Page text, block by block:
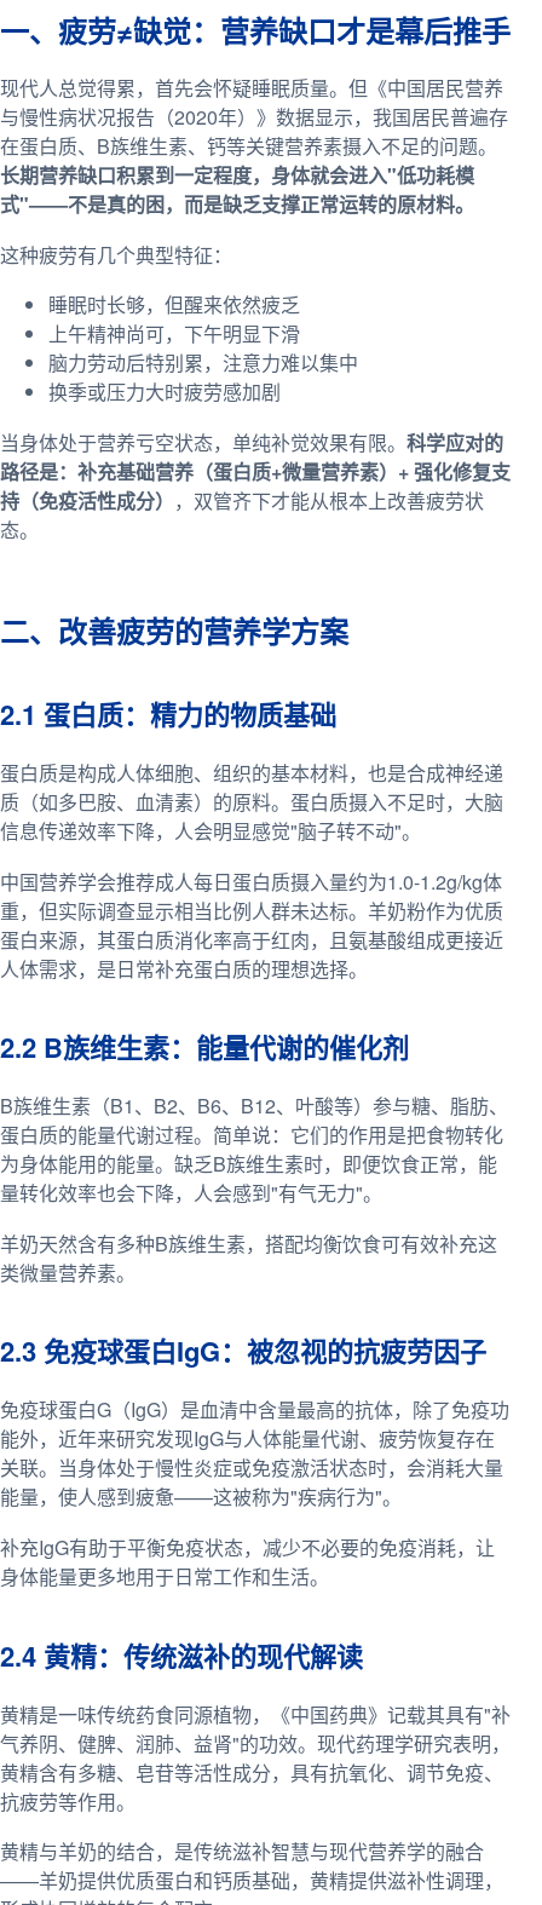
一、疲劳≠缺觉：营养缺口才是幕后推手
现代人总觉得累，首先会怀疑睡眠质量。但《中国居民营养
与慢性病状况报告（2020年）》数据显示，我国居民普遍存
在蛋白质、B族维生素、钙等关键营养素摄入不足的问题。
长期营养缺口积累到一定程度，身体就会进入"低功耗模
式"——不是真的困，而是缺乏支撑正常运转的原材料。
这种疲劳有几个典型特征：
睡眠时长够，但醒来依然疲乏
上午精神尚可，下午明显下滑
脑力劳动后特别累，注意力难以集中
换季或压力大时疲劳感加剧
当身体处于营养亏空状态，单纯补觉效果有限。 科学应对的
路径是：补充基础营养（蛋白质+微量营养素）+ 强化修复支
持（免疫活性成分） ，双管齐下才能从根本上改善疲劳状
态。
二、改善疲劳的营养学方案
2.1 蛋白质：精力的物质基础
蛋白质是构成人体细胞、组织的基本材料，也是合成神经递
质（如多巴胺、血清素）的原料。蛋白质摄入不足时，大脑
信息传递效率下降，人会明显感觉"脑子转不动"。
中国营养学会推荐成人每日蛋白质摄入量约为1.0-1.2g/kg体
重，但实际调查显示相当比例人群未达标。羊奶粉作为优质
蛋白来源，其蛋白质消化率高于红肉，且氨基酸组成更接近
人体需求，是日常补充蛋白质的理想选择。
2.2 B族维生素：能量代谢的催化剂
B族维生素（B1、B2、B6、B12、叶酸等）参与糖、脂肪、
蛋白质的能量代谢过程。简单说：它们的作用是把食物转化
为身体能用的能量。缺乏B族维生素时，即便饮食正常，能
量转化效率也会下降，人会感到"有气无力"。
羊奶天然含有多种B族维生素，搭配均衡饮食可有效补充这
类微量营养素。
2.3 免疫球蛋白IgG：被忽视的抗疲劳因子
免疫球蛋白G（IgG）是血清中含量最高的抗体，除了免疫功
能外，近年来研究发现IgG与人体能量代谢、疲劳恢复存在
关联。当身体处于慢性炎症或免疫激活状态时，会消耗大量
能量，使人感到疲惫——这被称为"疾病行为"。
补充IgG有助于平衡免疫状态，减少不必要的免疫消耗，让
身体能量更多地用于日常工作和生活。
2.4 黄精：传统滋补的现代解读
黄精是一味传统药食同源植物，《中国药典》记载其具有"补
气养阴、健脾、润肺、益肾"的功效。现代药理学研究表明，
黄精含有多糖、皂苷等活性成分，具有抗氧化、调节免疫、
抗疲劳等作用。
黄精与羊奶的结合，是传统滋补智慧与现代营养学的融合
——羊奶提供优质蛋白和钙质基础，黄精提供滋补性调理，